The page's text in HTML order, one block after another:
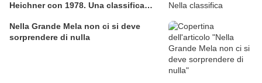
Heichner con 1978. Una classifica
Nella Grande Mela non ci si deve
sorprendere di nulla